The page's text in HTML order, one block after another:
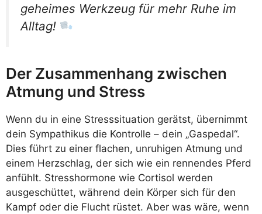
geheimes Werkzeug für mehr Ruhe im
Alltag!
Der Zusammenhang zwischen
Atmung und Stress
Wenn du in eine Stresssituation gerätst, übernimmt
dein Sympathikus die Kontrolle – dein „Gaspedal“.
Dies führt zu einer flachen, unruhigen Atmung und
einem Herzschlag, der sich wie ein rennendes Pferd
anfühlt. Stresshormone wie Cortisol werden
ausgeschüttet, während dein Körper sich für den
Kampf oder die Flucht rüstet. Aber was wäre, wenn